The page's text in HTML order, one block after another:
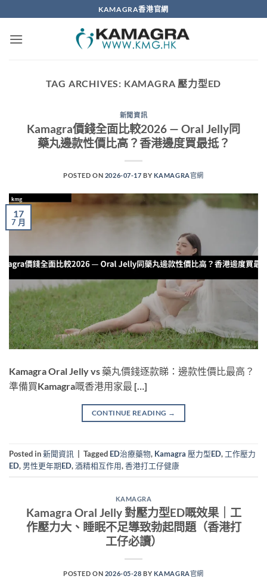
to
content
KAMAGRA香港官網
TAG ARCHIVES: KAMAGRA 壓力型ED
新聞資訊
Kamagra價錢全面比較2026 — Oral Jelly同
藥丸邊款性價比高？香港邊度買最抵？
POSTED ON 2026-07-17 BY KAMAGRA官網
17
7 月
Kamagra Oral Jelly vs 藥丸價錢逐款睇：邊款性價比最高？
準備買Kamagra嘅香港用家最 […]
CONTINUE READING →
Posted in新聞資訊 Tagged ED治療藥物, Kamagra 壓力型ED, 工作壓力
ED, 男性更年期ED,酒精相互作用,香港打工仔健康
KAMAGRA
Kamagra Oral Jelly 對壓力型ED嘅效果｜工
作壓力大、睡眠不足導致勃起問題（香港打
工仔必讀）
POSTED ON 2026-05-28 BY KAMAGRA官網